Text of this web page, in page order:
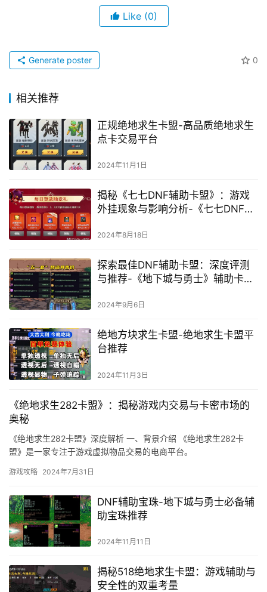
Like (0)
0
Generate poster
相关推荐
正规绝地求生卡盟-高品质绝地求生
点卡交易平台
2024年11月1日
揭秘《七七DNF辅助卡盟》：游戏
外挂现象与影响分析-《七七DNF辅
玩家安全警示
2024年8月18日
探索最佳DNF辅助卡盟：深度评测
与推荐-《地下城与勇士》辅助卡盟
2024年9月6日
绝地方块求生卡盟-绝地求生卡盟平
台推荐
2024年11月3日
《绝地求生282卡盟》：揭秘游戏内交易与卡密市场的
奥秘
《绝地求生282卡盟》深度解析 一、背景介绍 《绝地求生282卡
盟》是一家专注于游戏虚拟物品交易的电商平台。
游戏攻略 2024年7月31日
DNF辅助宝珠-地下城与勇士必备辅
助宝珠推荐
2024年11月11日
揭秘518绝地求生卡盟：游戏辅助与
安全性的双重考量